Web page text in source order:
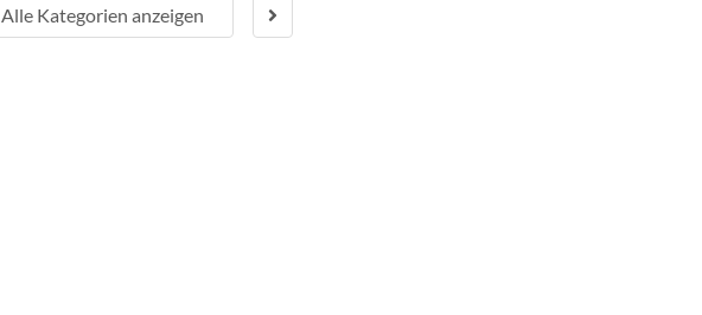
Alle Kategorien anzeigen